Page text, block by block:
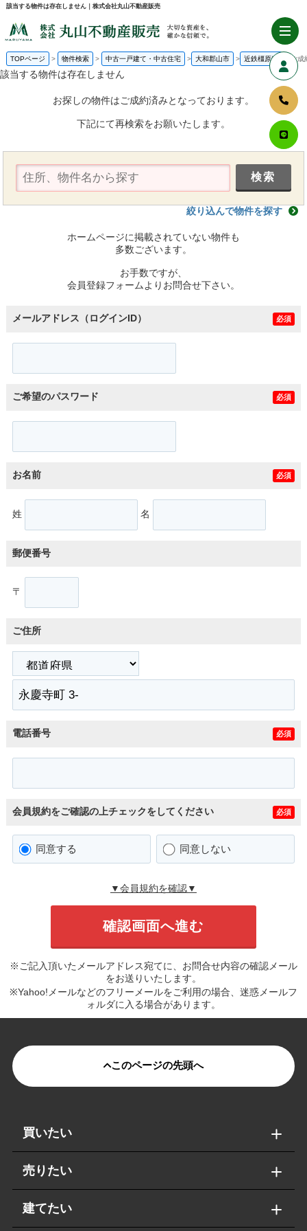
該当する物件は存在しません｜株式会社丸山不動産販売
TOPページ 物件検索 中古一戸建て・中古住宅 大和郡山市 近鉄橿原線 ご成
該当する物件は存在しません
お探しの物件はご成約済みとなっております。
下記にて再検索をお願いたします。
絞り込んで物件を探す
ホームページに掲載されていない物件も
多数ございます。
お手数ですが、
会員登録フォームよりお問合せ下さい。
メールアドレス（ログインID） 必須
ご希望のパスワード 必須
お名前 必須
姓 名
郵便番号
〒
ご住所
電話番号 必須
会員規約をご確認の上チェックをしてください 必須
同意する 同意しない
▼会員規約を確認▼
※ご記入頂いたメールアドレス宛てに、お問合せ内容の確認メール
をお送りいたします。
※Yahoo!メールなどのフリーメールをご利用の場合、迷惑メールフ
ォルダに入る場合があります。
このページの先頭へ
買いたい
売りたい
建てたい